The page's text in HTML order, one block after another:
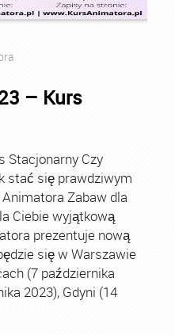
– Kurs
Stacjonarny Czy
stać się prawdziwym
Zabaw dla
Ciebie wyjątkową
prezentuje nową
się w Warszawie
(7 października
2023), Gdyni (14